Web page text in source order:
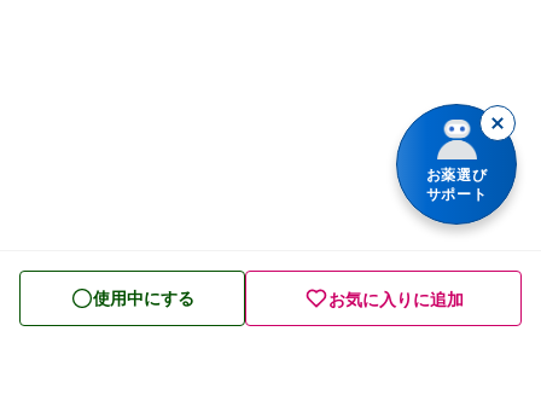
皮膚薬 使用中にする お気に入りに追加
お薬選び
サポート